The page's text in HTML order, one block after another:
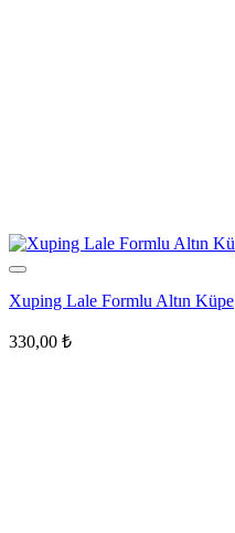
Xuping Lale Formlu Altın Küpe
330,00 ₺